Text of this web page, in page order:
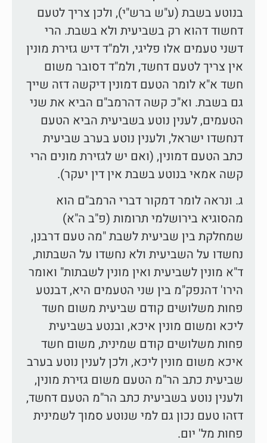
בנוטע בשבת (ע"ש ברש"י), ולכן צריך לטעם
דחשוד דהוא רק בשביעית ולא בשבת. הרי
דשני טעמים אלו פליגי, ולמ"ד דיש גזירת מונין
אין צריך לטעם דחשד, ולמ"ד דסובר משום
חשד א"א לומר הטעם דמונין דיקשה דזה שייך
גם בשבת. וא"כ קשה דהרמב"ם הביא את שני
הטעמים, לענין נוטע בשביעית הביא הטעם
דנחשדו ישראל, ולענין נוטע בערב שביעית
כתב הטעם דמונין, (ואם יש לגזירת מונים הרי
קשה אמאי בנוטע בשבת אין דין יעקר).
ג. ונראה לומר דמקור דברי הרמב"ם הוא
מהסוגיא בירושלמי תרומות (פ"ב ה"א)
שמחלקת בין שביעית לשבת "מה טעם דרבנן,
נחשדו על השביעית ולא נחשדו על השבתות,
ד"א מונין לשביעית ואין מונין לשבתות" ואומר
הירו' דהנפק"מ בין שני הטעמים היא, דבנטע
פחות משלושים קודם שביעית משום חשד
ליכא ומשום מונין איכא, ובנטע בשביעית
פחות משלושים קודם שמינית, משום חשד
איכא משום מונין ליכא, ולכן לענין נוטע בערב
שביעית כתב הר"מ הטעם משום גזירת מונין,
ולענין נוטע בשביעית כתב הר"מ הטעם דחשד,
דזהו טעם נכון גם למי שנוטע סמוך לשמינית
פחות מל' יום.